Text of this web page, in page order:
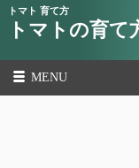
トマト 育て方
トマトの育て
MENU